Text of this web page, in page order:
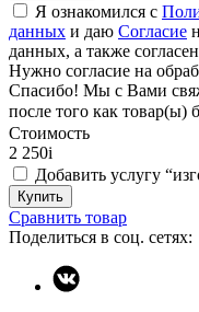
Я ознакомился с
данных и даю Согласие
данных, а также согласен
Нужно согласие на
Спасибо! Мы с Вами
после того как товар(ы)
Стоимость
2 250i
Добавить услугу
Купить
Сравнить товар
Поделиться в соц. сетях: